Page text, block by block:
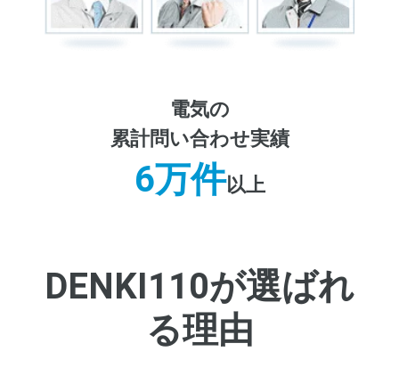
電気の
累計問い合わせ実績
6万件以上
DENKI110が選ばれ
る理由